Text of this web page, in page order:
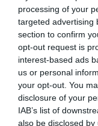
processing of your
targeted advertising
section to confirm
opt-out request is
interest-based ads
us or personal
your opt-out. You
disclosure of your
IAB’s list of
also be disclosed
5. Nem
sem!
Így még a javíttatása
Ne felejtsük tehát a
járműről, ami